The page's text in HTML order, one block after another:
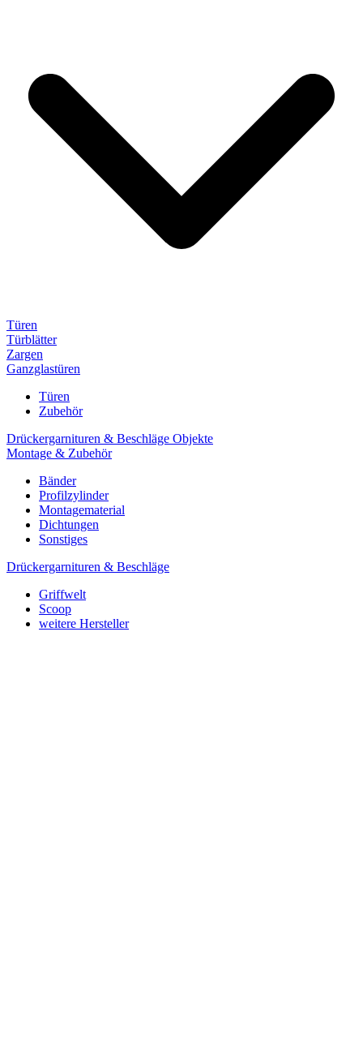
Türen
Türblätter
Zargen
Ganzglastüren
Türen
Zubehör
Drückergarnituren & Beschläge Objekte
Montage & Zubehör
Bänder
Profilzylinder
Montagematerial
Dichtungen
Sonstiges
Drückergarnituren & Beschläge
Griffwelt
Scoop
weitere Hersteller